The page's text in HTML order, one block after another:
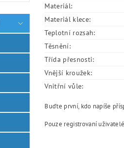
Materiál:
Materiál klece:
Teplotní rozsah:
Těsnění:
Třída přesnosti:
Vnější kroužek:
Vnitřní vůle:
Buďte první, kdo napíše
Pouze registrovaní